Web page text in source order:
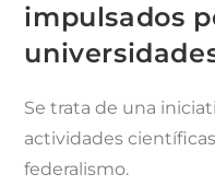
impulsados
Se trata de una
actividades
federalismo.